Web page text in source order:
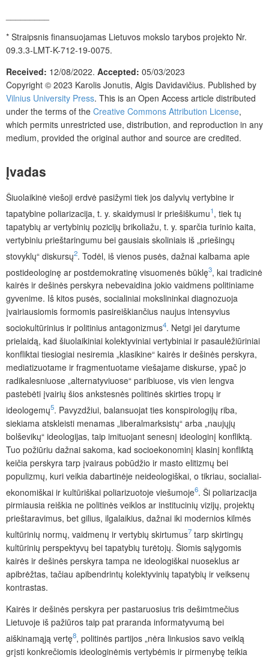
* Straipsnis finansuojamas Lietuvos mokslo tarybos projekto Nr.
09.3.3-LMT-K-712-19-0075.
Received: 12/08/2022. Accepted: 05/03/2023
Copyright © 2023 Karolis Jonutis, Algis Davidavičius. Published by
Vilnius University Press. This is an Open Access article distributed
under the terms of the Creative Commons Attribution License,
which permits unrestricted use, distribution, and reproduction in any
medium, provided the original author and source are credited.
Įvadas
Šiuolaikinė viešoji erdvė pasižymi tiek jos dalyvių vertybine ir
tapatybine poliarizacija, t. y. skaidymusi ir priešiškumu1, tiek tų
tapatybių ar vertybinių pozicijų brikoliažu, t. y. sparčia turinio kaita,
vertybiniu prieštaringumu bei gausiais skoliniais iš „priešingų
stovyklų“ diskursų2. Todėl, iš vienos pusės, dažnai kalbama apie
postideologinę ar postdemokratinę visuomenės būklę3, kai tradicinė
kairės ir dešinės perskyra nebevaidina jokio vaidmens politiniame
gyvenime. Iš kitos pusės, socialiniai mokslininkai diagnozuoja
įvairiausiomis formomis pasireiškiančius naujus intensyvius
sociokultūrinius ir politinius antagonizmus4. Netgi jei darytume
prielaidą, kad šiuolaikiniai kolektyviniai vertybiniai ir pasaulėžiūriniai
konfliktai tiesiogiai nesiremia „klasikine“ kairės ir dešinės perskyra,
mediatizuotame ir fragmentuotame viešajame diskurse, ypač jo
radikalesniuose „alternatyviuose“ paribiuose, vis vien lengva
pastebėti įvairių šios ankstesnės politinės skirties tropų ir
ideologemų5. Pavyzdžiui, balansuojat ties konspirologijų riba,
siekiama atskleisti menamas „liberalmarksistų“ arba „naujųjų
bolševikų“ ideologijas, taip imituojant senesnį ideologinį konfliktą.
Tuo požiūriu dažnai sakoma, kad socioekonominį klasinį konfliktą
keičia perskyra tarp įvairaus pobūdžio ir masto elitizmų bei
populizmų, kuri veikia dabartinėje neideologiškai, o tik­riau, socialiai-
ekonomiškai ir kultūriškai poliarizuotoje viešumoje6. Ši poliarizacija
pirmiausia reiškia ne politinės veiklos ar institucinių vizijų, projektų
prieštaravimus, bet gilius, ilgalaikius, dažnai iki modernios kilmės
kultūrinių normų, vaidmenų ir vertybių skirtumus7 tarp skirtingų
kultūrinių perspektyvų bei tapatybių turėtojų. Šiomis sąlygomis
kairės ir dešinės perskyra tampa ne ideologiškai nuoseklus ar
apibrėžtas, tačiau apibendrintų kolektyvinių tapatybių ir veiksenų
kontrastas.
Kairės ir dešinės perskyra per pastaruosius tris dešimtmečius
Lietuvoje iš pažiūros taip pat praranda informatyvumą bei
aiškinamąją vertę8, politinės partijos „nėra linkusios savo veiklą
grįsti konkrečiomis ideologinėmis vertybėmis ir pirmenybę teikia